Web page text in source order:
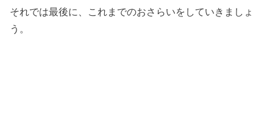
それでは最後に、これまでのおさらいをしていきましょ
う。